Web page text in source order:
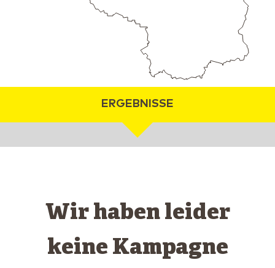
ERGEBNISSE
Wir haben leider
keine Kampagne